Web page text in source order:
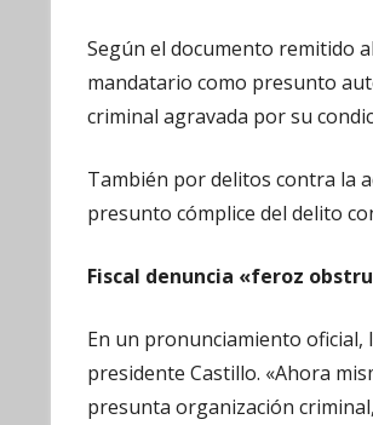
Según el documento remitido
mandatario como presunto
criminal agravada por su
También por delitos contra la
presunto cómplice del delito
Fiscal denuncia «feroz
En un pronunciamiento oficial,
presidente Castillo. «Ahora
presunta organización